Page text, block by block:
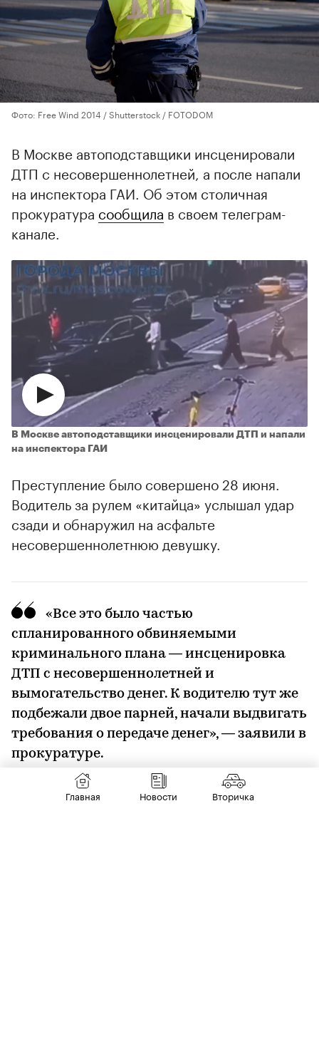
Фото: Free Wind 2014 / Shutterstock / FOTODOM
В Москве автоподставщики инсценировали
ДТП с несовершеннолетней, а после напали
на инспектора ГАИ. Об этом столичная
прокуратура сообщила в своем телеграм-
канале.
В Москве автоподставщики инсценировали ДТП и напали
на инспектора ГАИ
Преступление было совершено 28 июня.
Водитель за рулем «китайца» услышал удар
сзади и обнаружил на асфальте
несовершеннолетнюю девушку.
«Все это было частью
спланированного обвиняемыми
криминального плана — инсценировка
ДТП с несовершеннолетней и
вымогательство денег. К водителю тут же
подбежали двое парней, начали выдвигать
требования о передаче денег», — заявили в
прокуратуре.
Главная Новости Вторичка